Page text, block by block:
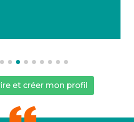
et créer mon profil